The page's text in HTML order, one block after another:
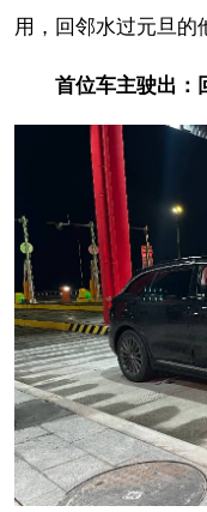
用，回邻水过元旦的
首位车主驶出：